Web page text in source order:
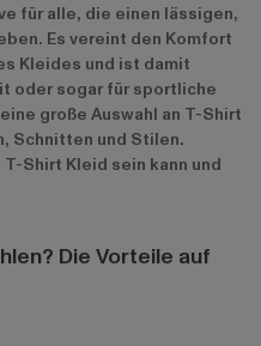
für alle, die einen lässigen,
Es vereint den Komfort
Kleides und ist damit
oder sogar für sportliche
große Auswahl an T-Shirt
Schnitten und Stilen.
Shirt Kleid sein kann und
Die Vorteile auf